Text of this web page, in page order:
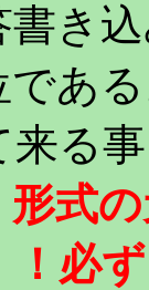
き
であ
来る
形式
！必